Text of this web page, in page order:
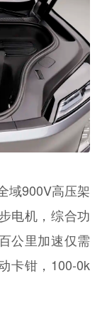
域900V高压架
电机，综合功
公里加速仅需
卡钳，100-0k